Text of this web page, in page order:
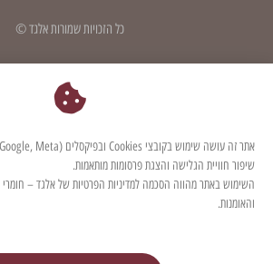
כל הזכויות שמורות אלגד ©
שיפור חוויית הגלישה והצגת פרסומות מותאמות.
השימוש באתר מהווה הסכמה למדיניות הפרטיות של אלגד –
והאומנות.